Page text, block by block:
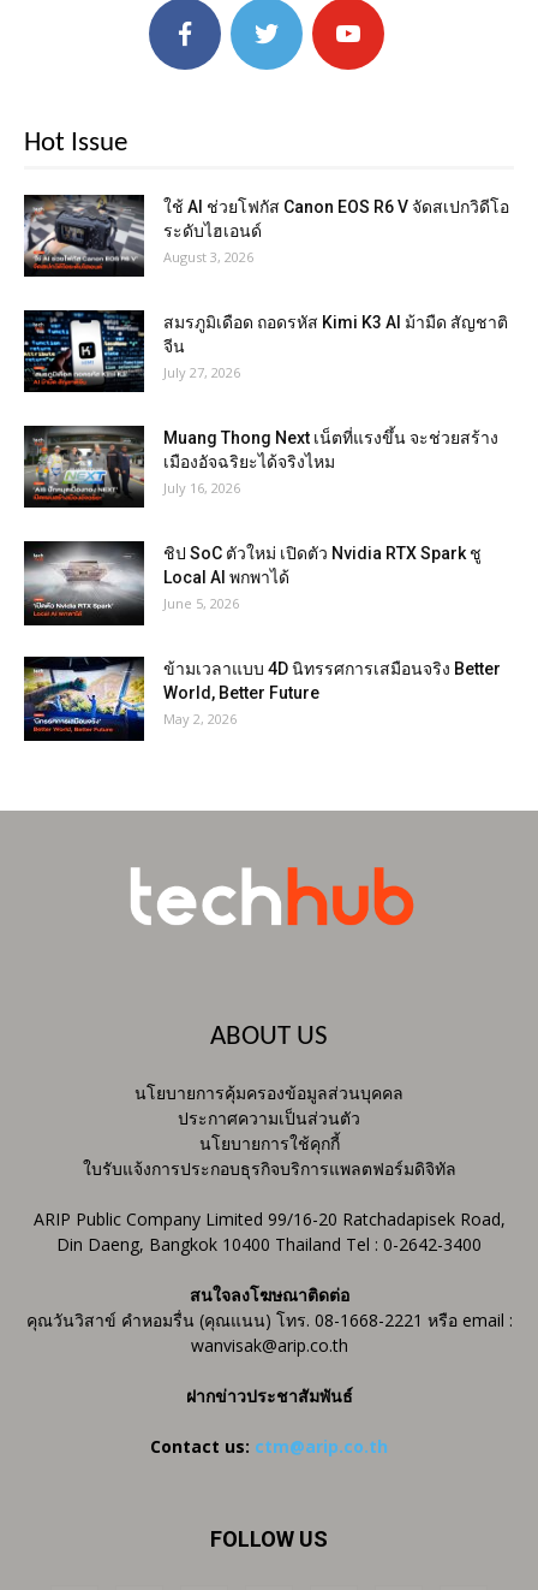
Hot Issue
ใช้ AI ช่วยโฟกัส Canon EOS R6 V จัดสเปกวิดีโอ
ระดับไฮเอนด์
August 3, 2026
สมรภูมิเดือด ถอดรหัส Kimi K3 AI ม้ามืด สัญชาติ
จีน
July 27, 2026
Muang Thong Next เน็ตที่แรงขึ้น จะช่วยสร้าง
เมืองอัจฉริยะได้จริงไหม
July 16, 2026
ชิป SoC ตัวใหม่ เปิดตัว Nvidia RTX Spark ชู
Local AI พกพาได้
June 5, 2026
ข้ามเวลาแบบ 4D นิทรรศการเสมือนจริง Better
World, Better Future
May 2, 2026
ABOUT US
นโยบายการคุ้มครองข้อมูลส่วนบุคคล
ประกาศความเป็นส่วนตัว
นโยบายการใช้คุกกี้
ใบรับแจ้งการประกอบธุรกิจบริการแพลตฟอร์มดิจิทัล
ARIP Public Company Limited 99/16-20 Ratchadapisek Road,
Din Daeng, Bangkok 10400 Thailand Tel : 0-2642-3400
สนใจลงโฆษณาติดต่อ
คุณวันวิสาข์ คำหอมรื่น (คุณแนน) โทร. 08-1668-2221 หรือ email :
wanvisak@arip.co.th
ฝากข่าวประชาสัมพันธ์
Contact us: ctm@arip.co.th
FOLLOW US